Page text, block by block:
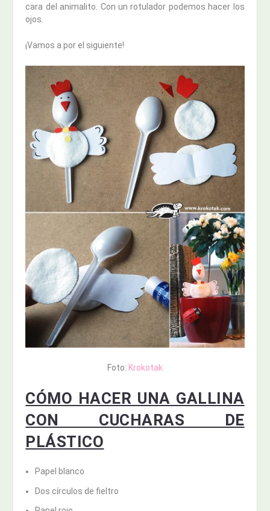
cara del animalito. Con un rotulador podemos hacer los
ojos.
¡Vamos a por el siguiente!
Foto: Krokotak
CÓMO HACER UNA GALLINA
CON CUCHARAS DE
PLÁSTICO
Papel blanco
Dos círculos de fieltro